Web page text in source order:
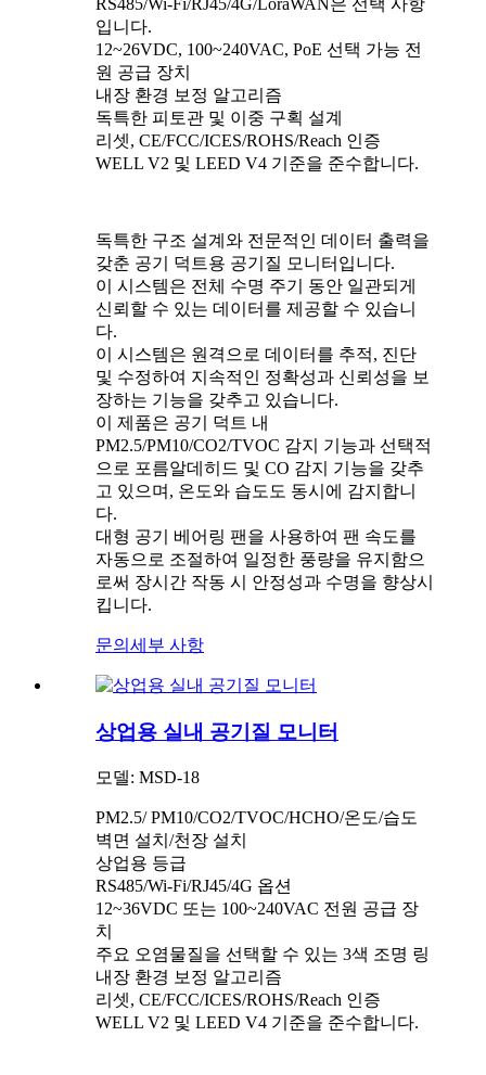
RS485/Wi-Fi/RJ45/4G/LoraWAN은 선택 사항
입니다.
12~26VDC, 100~240VAC, PoE 선택 가능 전
원 공급 장치
내장 환경 보정 알고리즘
독특한 피토관 및 이중 구획 설계
리셋, CE/FCC/ICES/ROHS/Reach 인증
WELL V2 및 LEED V4 기준을 준수합니다.
독특한 구조 설계와 전문적인 데이터 출력을
갖춘 공기 덕트용 공기질 모니터입니다.
이 시스템은 전체 수명 주기 동안 일관되게
신뢰할 수 있는 데이터를 제공할 수 있습니
다.
이 시스템은 원격으로 데이터를 추적, 진단
및 수정하여 지속적인 정확성과 신뢰성을 보
장하는 기능을 갖추고 있습니다.
이 제품은 공기 덕트 내
PM2.5/PM10/CO2/TVOC 감지 기능과 선택적
으로 포름알데히드 및 ​​CO 감지 기능을 갖추
고 있으며, 온도와 습도도 동시에 감지합니
다.
대형 공기 베어링 팬을 사용하여 팬 속도를
자동으로 조절하여 일정한 풍량을 유지함으
로써 장시간 작동 시 안정성과 수명을 향상시
킵니다.
문의 세부 사항
상업용 실내 공기질 모니터
모델: MSD-18
PM2.5/ PM10/CO2/TVOC/HCHO/온도/습도
벽면 설치/천장 설치
상업용 등급
RS485/Wi-Fi/RJ45/4G 옵션
12~36VDC 또는 100~240VAC 전원 공급 장
치
주요 오염물질을 선택할 수 있는 3색 조명 링
내장 환경 보정 알고리즘
리셋, CE/FCC/ICES/ROHS/Reach 인증
WELL V2 및 LEED V4 기준을 준수합니다.